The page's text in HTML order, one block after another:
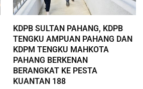
KDPB SULTAN PAHANG, KDPB
TENGKU AMPUAN PAHANG DAN
KDPM TENGKU MAHKOTA
PAHANG BERKENAN
BERANGKAT KE PESTA
KUANTAN 188